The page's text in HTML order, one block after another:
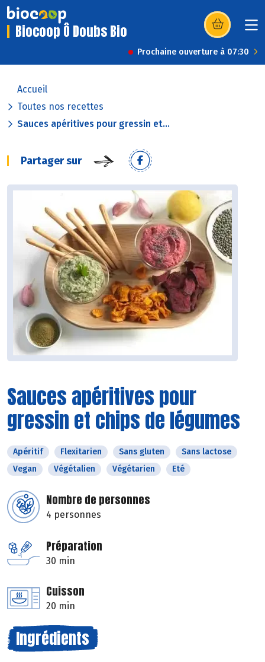
Biocoop Ô Doubs Bio (s’ouvre dans
Prochaine ouverture à 07:30
Accueil
Toutes nos recettes
Sauces apéritives pour gressin et...
Partager sur
Sauces apéritives pour
gressin et chips de légumes
Apéritif Flexitarien Sans gluten
Sans lactose
Vegan
Végétalien Végétarien Eté
Nombre de personnes
4 personnes
Préparation
30 min
Cuisson
20 min
Ingrédients